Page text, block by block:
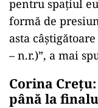
pentru spaţiul
formă de
asta
– n.r.)”, a mai
Corina Crețu:
până la